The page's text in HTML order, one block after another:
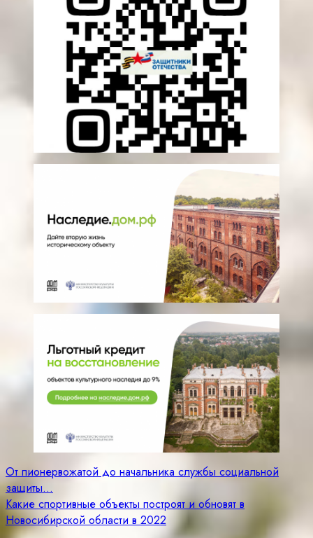
Навигация
по
записям
От пионервожатой до начальника службы социальной
защиты…
Какие спортивные объекты построят и обновят в
Новосибирской области в 2022